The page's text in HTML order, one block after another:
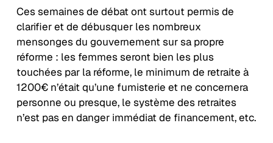
Ces semaines de débat ont surtout permis de
clarifier et de débusquer les nombreux
mensonges du gouvernement sur sa propre
réforme : les femmes seront bien les plus
touchées par la réforme, le minimum de retraite à
1200€ n’était qu’une fumisterie et ne concernera
personne ou presque, le système des retraites
n’est pas en danger immédiat de financement, etc.